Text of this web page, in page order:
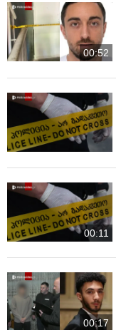
00:52
00:11
00:17